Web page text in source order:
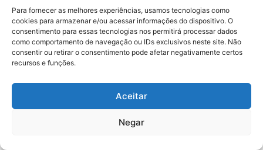
Para fornecer as melhores experiências, usamos tecnologias como
cookies para armazenar e/ou acessar informações do dispositivo. O
consentimento para essas tecnologias nos permitirá processar dados
como comportamento de navegação ou IDs exclusivos neste site. Não
consentir ou retirar o consentimento pode afetar negativamente certos
recursos e funções.
Aceitar
Negar
Policia: Suspeito de matar homem